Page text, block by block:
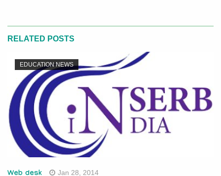
RELATED POSTS
EDUCATION NEWS
Web desk Jan 28, 2014